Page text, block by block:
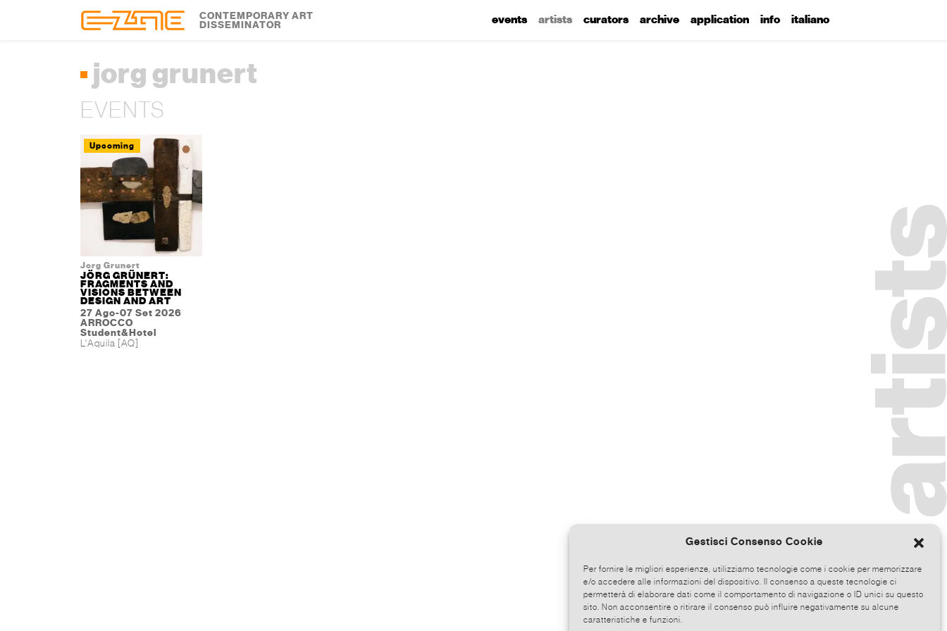
Gestisci Consenso Cookie
Per fornire le migliori esperienze, utilizziamo tecnologie come i cookie per memorizzare
e/o accedere alle informazioni del dispositivo. Il consenso a queste tecnologie ci
permetterà di elaborare dati come il comportamento di navigazione o ID unici su questo
sito. Non acconsentire o ritirare il consenso può influire negativamente su alcune
caratteristiche e funzioni.
CONTEMPORARY ART
DISSEMINATOR events artists curators archive application info italiano
jorg grunert
EVENTS
Jorg Grunert
JÖRG GRÜNERT:
FRAGMENTS AND
VISIONS BETWEEN
DESIGN AND ART
27 Ago-07 Set 2026
ARROCCO
Student&Hotel
L'Aquila [AQ]
Upcoming